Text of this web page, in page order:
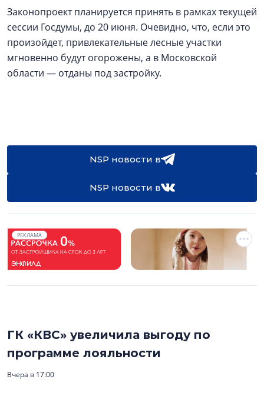
Законопроект планируется принять в рамках текущей
сессии Госдумы, до 20 июня. Очевидно, что, если это
произойдет, привлекательные лесные участки
мгновенно будут огорожены, а в Московской
области — отданы под застройку.
NSP новости в
NSP новости в
РЕКЛАМА
ГК «КВС» увеличила выгоду по
программе лояльности
Вчера в 17:00